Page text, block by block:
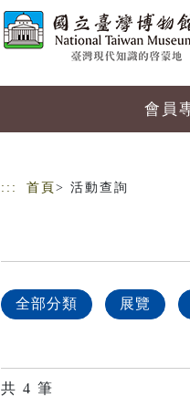
會員
::: 首頁 > 活動查詢
全部分類 展覽
共 4 筆